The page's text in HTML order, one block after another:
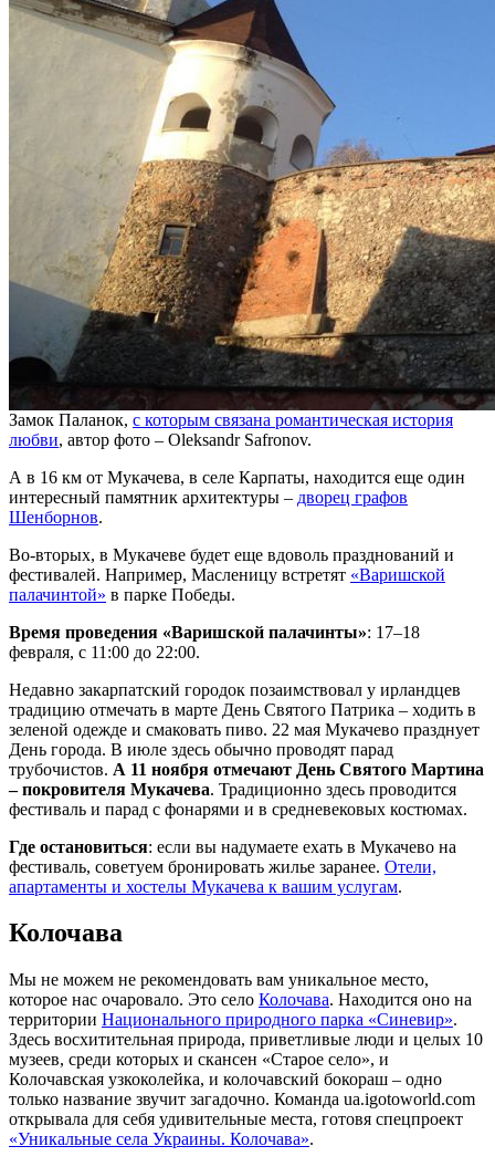
Замок Паланок, с которым связана романтическая история
любви, автор фото – Oleksandr Safronov.
А в 16 км от Мукачева, в селе Карпаты, находится еще один
интересный памятник архитектуры – дворец графов
Шенборнов.
Во-вторых, в Мукачеве будет еще вдоволь празднований и
фестивалей. Например, Масленицу встретят «Варишской
палачинтой» в парке Победы.
Время проведения «Варишской палачинты»: 17–18
февраля, с 11:00 до 22:00.
Недавно закарпатский городок позаимствовал у ирландцев
традицию отмечать в марте День Святого Патрика – ходить в
зеленой одежде и смаковать пиво. 22 мая Мукачево празднует
День города. В июле здесь обычно проводят парад
трубочистов. А 11 ноября отмечают День Святого Мартина
– покровителя Мукачева. Традиционно здесь проводится
фестиваль и парад с фонарями и в средневековых костюмах.
Где остановиться: если вы надумаете ехать в Мукачево на
фестиваль, советуем бронировать жилье заранее. Отели,
апартаменты и хостелы Мукачева к вашим услугам.
Колочава
Мы не можем не рекомендовать вам уникальное место,
которое нас очаровало. Это село Колочава. Находится оно на
территории Национального природного парка «Синевир».
Здесь восхитительная природа, приветливые люди и целых 10
музеев, среди которых и скансен «Старое село», и
Колочавская узкоколейка, и колочавский бокораш – одно
только название звучит загадочно. Команда ua.igotoworld.com
открывала для себя удивительные места, готовя спецпроект
«Уникальные села Украины. Колочава».